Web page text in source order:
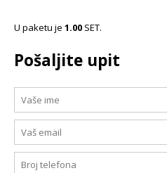
U paketu je 1.00 SET.
Pošaljite upit